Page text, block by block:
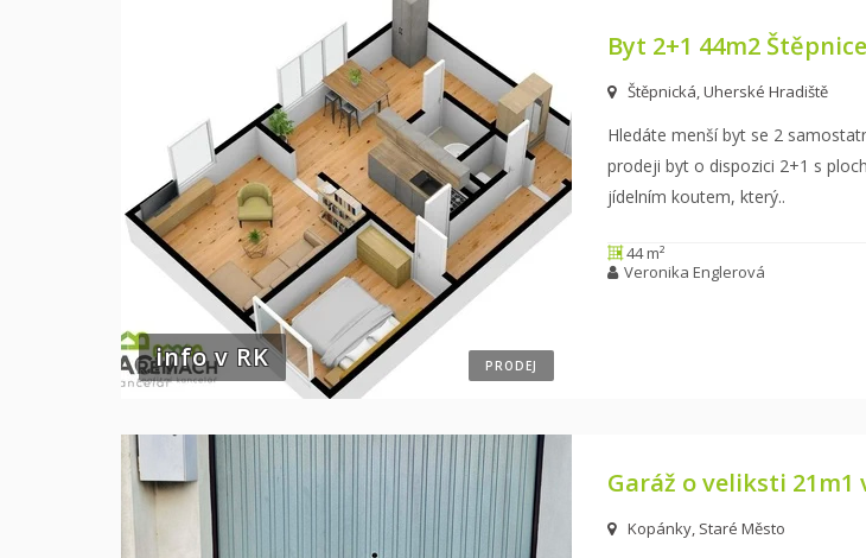
PRODEJ
info v RK
Byt 2+1 44m2
Štěpnická, Uherské Hradiště
Hledáte menší byt se 2
prodeji byt o dispozici 2+1 s
jídelním koutem, který..
44 m²
Veronika Englerová
Garáž o veliksti 21m1
Kopánky, Staré Město